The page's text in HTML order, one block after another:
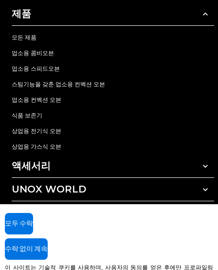
제품
모든 제품
업소용 콤비오븐
업소용 스피드오븐
스팀기능을 갖춘 업소용 컨벡션 오븐
업소용 컨벡션 오븐
식품 보존기
상업용 전기식 오븐
상업용 가스식 오븐
액세서리
모든 액세서리
자동세척 세정제
수동세척 세정제
수질 관리를 위한 레진(수지) 필터
역삼투압 수처리 방식
UNOX WORLD
전세계 지사
서비스
우녹스 보증
딜러 찾기
서비스 센터 찾기
이 사이트는 기술적 쿠키를 사용하며, 사용자의 동의를 얻은 후에만 프로파일링
모두 수락
수락 없이 계속